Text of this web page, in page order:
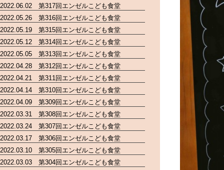
2022.06.02 第317回エンゼルこども食堂
2022.05.26 第316回エンゼルこども食堂
2022.05.19 第315回エンゼルこども食堂
2022.05.12 第314回エンゼルこども食堂
2022.05.05 第313回エンゼルこども食堂
2022.04.28 第312回エンゼルこども食堂
2022.04.21 第311回エンゼルこども食堂
2022.04.14 第310回エンゼルこども食堂
2022.04.09 第309回エンゼルこども食堂
2022.03.31 第308回エンゼルこども食堂
2022.03.24 第307回エンゼルこども食堂
2022.03.17 第306回エンゼルこども食堂
2022.03.10 第305回エンゼルこども食堂
2022.03.03 第304回エンゼルこども食堂